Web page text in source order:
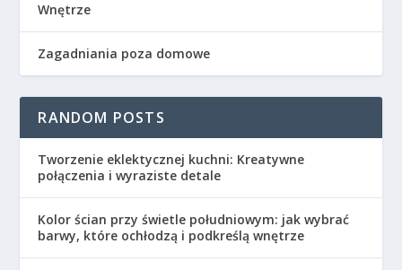
Wnętrze
Zagadniania poza domowe
RANDOM POSTS
Tworzenie eklektycznej kuchni: Kreatywne
połączenia i wyraziste detale
Kolor ścian przy świetle południowym: jak wybrać
barwy, które ochłodzą i podkreślą wnętrze